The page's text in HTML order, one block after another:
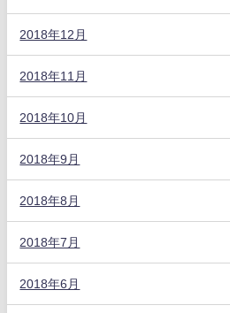
2018年12月
2018年11月
2018年10月
2018年9月
2018年8月
2018年7月
2018年6月